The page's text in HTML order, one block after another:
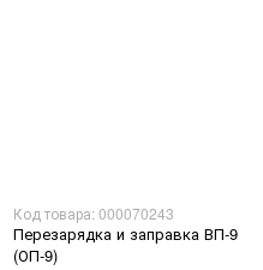
Код товара: 000070243
Перезарядка и заправка ВП-9
(ОП-9)